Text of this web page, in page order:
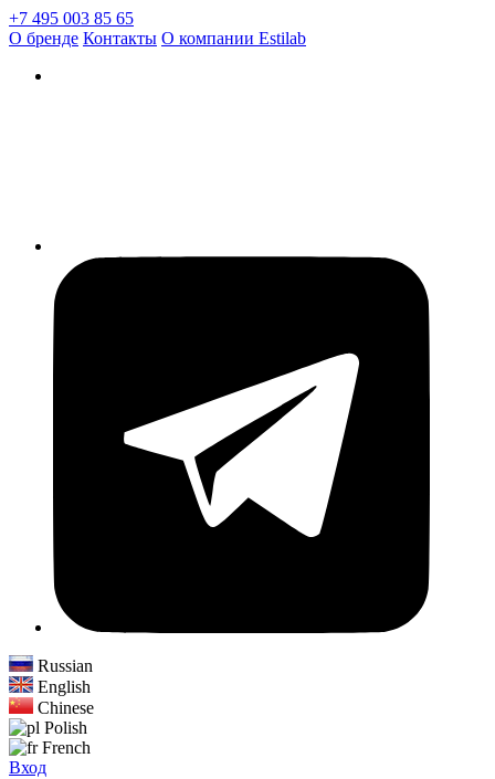
+7 495 003 85 65
О бренде Контакты О компании Estilab
Russian
English
Chinese
Polish
French
Вход